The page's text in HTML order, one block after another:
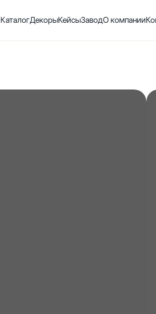
КаталогДекорыКейсыЗаводО компании